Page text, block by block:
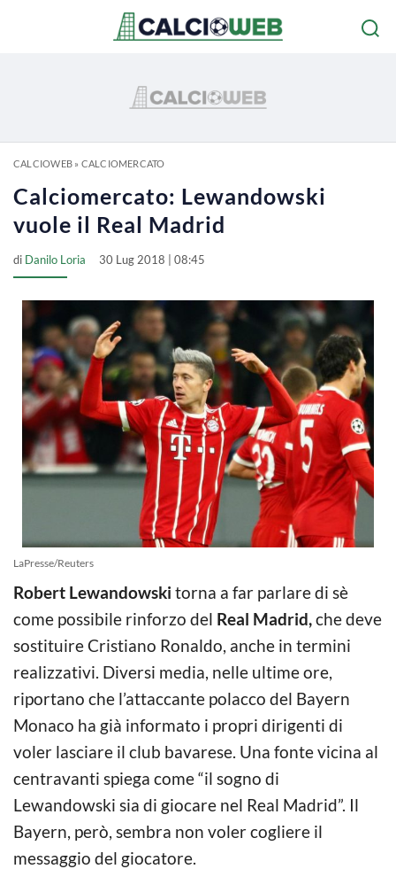
CALCIOWEB» CALCIOMERCATO
Calciomercato: Lewandowski
vuole il Real Madrid
di Danilo Loria 30 Lug 2018 | 08:45
LaPresse/Reuters
Robert Lewandowski torna a far parlare di sè
come possibile rinforzo del Real Madrid,che deve
sostituire Cristiano Ronaldo, anche in termini
realizzativi. Diversi media, nelle ultime ore,
riportano che l’attaccante polacco del Bayern
Monaco ha già informato i propri dirigenti di
voler lasciare il club bavarese. Una fonte vicina al
centravanti spiega come “il sogno di
Lewandowski sia di giocare nel Real Madrid”. Il
Bayern, però, sembra non voler cogliere il
messaggio del giocatore.